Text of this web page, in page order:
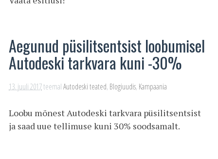
Aegunud püsilitsentsist loobumisel
Autodeski tarkvara kuni -30%
13. juuli 2017teemalAutodeski teated, Blogiuudis, Kampaania
Loobu mõnest Autodeski tarkvara püsilitsentsist
ja saad uue tellimuse kuni 30% soodsamalt.